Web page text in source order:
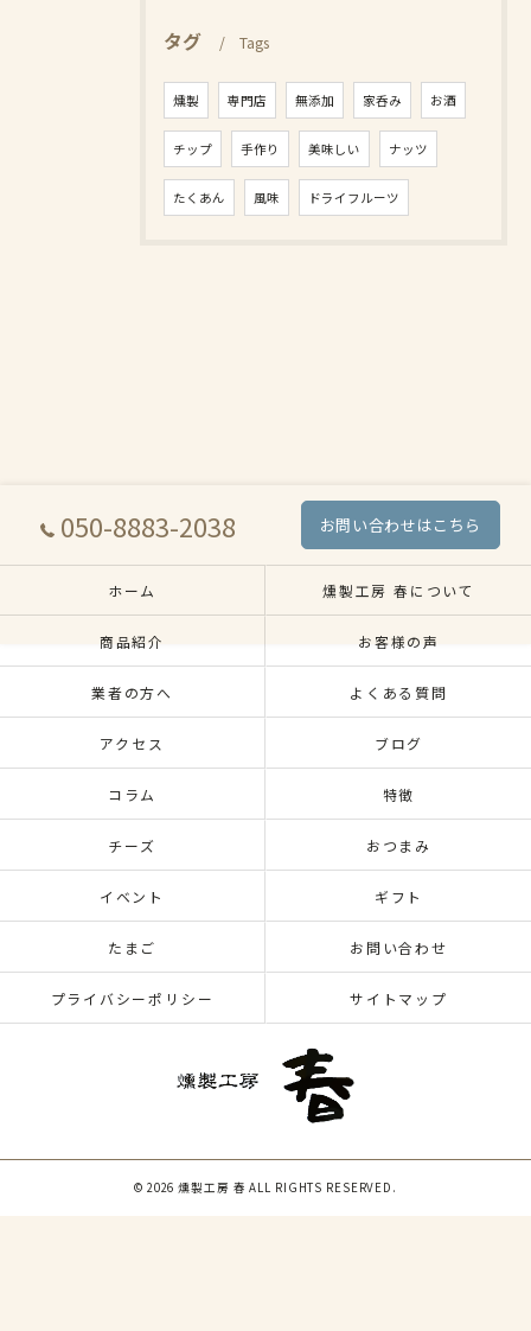
タグ Tags
燻製 専門店 無添加 家呑み お酒
チップ 手作り 美味しい ナッツ
たくあん 風味 ドライフルーツ
050-8883-2038 お問い合わせはこちら
ホーム 燻製工房 春について
商品紹介 お客様の声
業者の方へ よくある質問
アクセス ブログ
コラム 特徴
チーズ おつまみ
イベント ギフト
たまご お問い合わせ
プライバシーポリシー サイトマップ
© 2026 燻製工房 春 ALL RIGHTS RESERVED.